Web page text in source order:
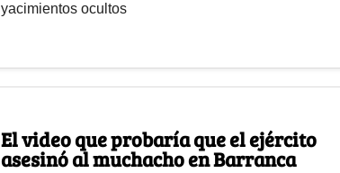
yacimientos ocultos
El video que probaría que el ejército
asesinó al muchacho en Barranca